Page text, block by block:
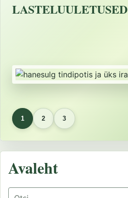
LASTELUULETUSED
1 2 3
Avaleht
Otsing